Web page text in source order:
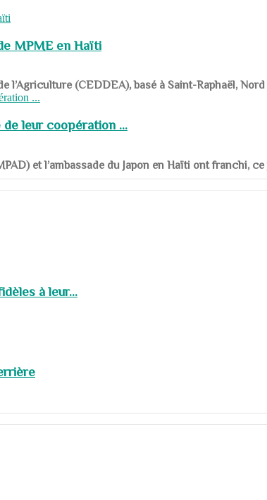
MPME en Haïti
(CEDDEA), basé à Saint-Raphaël,
de leur coopération ...
et l’ambassade du Japon en Haïti ont franchi,
à leur...